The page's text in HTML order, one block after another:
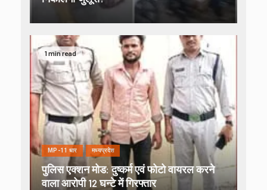
1 min read
MP-11 धार मध्यप्रदेश
पुलिस एक्शन मोड: दुष्कर्म एवं फोटो वायरल करने
वाला आरोपी 12 घन्टे में गिरफ्तार